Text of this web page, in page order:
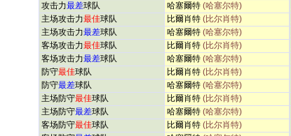
攻击力最差球队 哈塞爾特 (哈塞尔特)
主场攻击力最佳球队 比爾肖特 (比尔肖特)
主场攻击力最差球队 哈塞爾特 (哈塞尔特)
客场攻击力最佳球队 比爾肖特 (比尔肖特)
客场攻击力最差球队 哈塞爾特 (哈塞尔特)
防守最佳球队 比爾肖特 (比尔肖特)
防守最差球队 哈塞爾特 (哈塞尔特)
主场防守最佳球队 比爾肖特 (比尔肖特)
主场防守最差球队 哈塞爾特 (哈塞尔特)
客场防守最佳球队 比爾肖特 (比尔肖特)